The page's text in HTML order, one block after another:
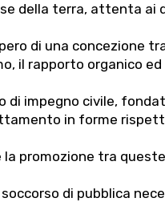
della terra, attenta ai
di una concezione
il rapporto organico
impegno civile,
in forme
promozione tra
di pubblica